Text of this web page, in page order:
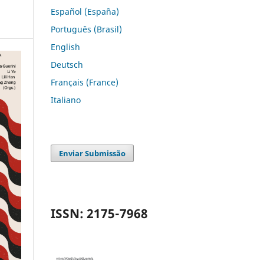
Español (España)
Português (Brasil)
English
Deutsch
Français (France)
Italiano
Enviar Submissão
ISSN: 2175-7968